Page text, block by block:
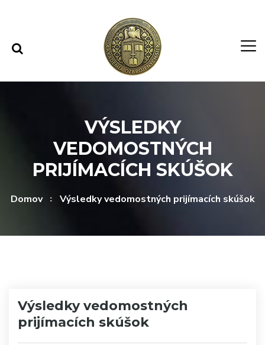
VÝSLEDKY
VEDOMOSTNÝCH
PRIJÍMACÍCH SKÚŠOK
Domov Výsledky vedomostných prijímacích skúšok
Výsledky vedomostných
prijímacích skúšok